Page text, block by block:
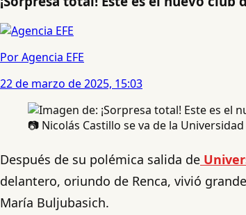
Por Agencia EFE
22 de marzo de 2025, 15:03
📷 Nicolás Castillo se va de la
Después de su polémica salida de
delantero, oriundo de Renca, vivió
María Buljubasich.